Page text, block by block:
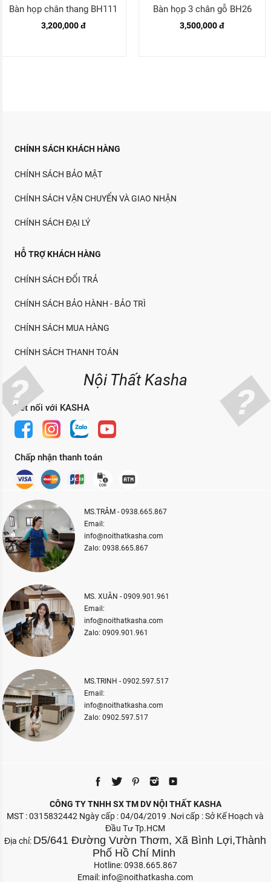
Bàn họp chân thang BH111
3,200,000 đ
Bàn họp 3 chân gỗ BH26
3,500,000 đ
CHÍNH SÁCH KHÁCH HÀNG
CHÍNH SÁCH BẢO MẬT
CHÍNH SÁCH VẬN CHUYỂN VÀ GIAO NHẬN
CHÍNH SÁCH ĐẠI LÝ
HỖ TRỢ KHÁCH HÀNG
CHÍNH SÁCH ĐỔI TRẢ
CHÍNH SÁCH BẢO HÀNH - BẢO TRÌ
CHÍNH SÁCH MUA HÀNG
CHÍNH SÁCH THANH TOÁN
Nội Thất Kasha
Kết nối với KASHA
Chấp nhận thanh toán
MS.TRÂM - 0938.665.867
Email:
info@noithatkasha.com
Zalo: 0938.665.867
MS. XUÂN - 0909.901.961
Email:
info@noithatkasha.com
Zalo: 0909.901.961
MS.TRINH - 0902.597.517
Email:
info@noithatkasha.com
Zalo: 0902.597.517
CÔNG TY TNHH SX TM DV NỘI THẤT KASHA
MST : 0315832442 Ngày cấp : 04/04/2019 .Nơi cấp : Sở Kế Hoạch và
Đầu Tư Tp.HCM
Địa chỉ: D5/641 Đường Vườn Thơm, Xã Bình Lợi,Thành
Phố Hồ Chí Minh
Hotline: 0938.665.867
Email: info@noithatkasha.com